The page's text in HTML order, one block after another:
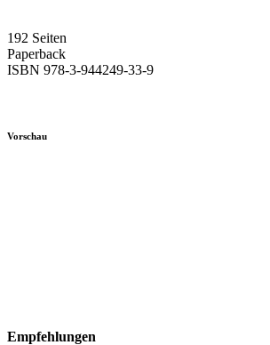
192 Seiten
Paperback
ISBN 978-3-944249-33-9
Vorschau
Empfehlungen